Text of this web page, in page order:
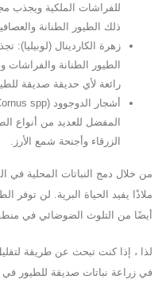
للفراشات الملكية ويجذب
ذلك الطيور الطنانة
زهرة الكاردينال (لوبيليا):
الطيور الطنانة والفراشات
رائعة لأي حديقة صديقة
المفضل للعديد من أنواع
الزرقاء وأجنحة شمع الأرز.
من خلال دمج النباتات المحلية في
ملاذًا يفيد الحياة البرية. لن
أيضًا من التلوث الضوضائي في
لذا ، إذا كنت تبحث عن طريقة
في زراعة نباتات صديقة للطيور في